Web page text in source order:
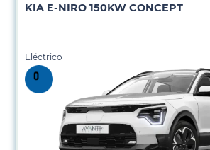
KIA E-NIRO 150KW CONCEPT
Eléctrico